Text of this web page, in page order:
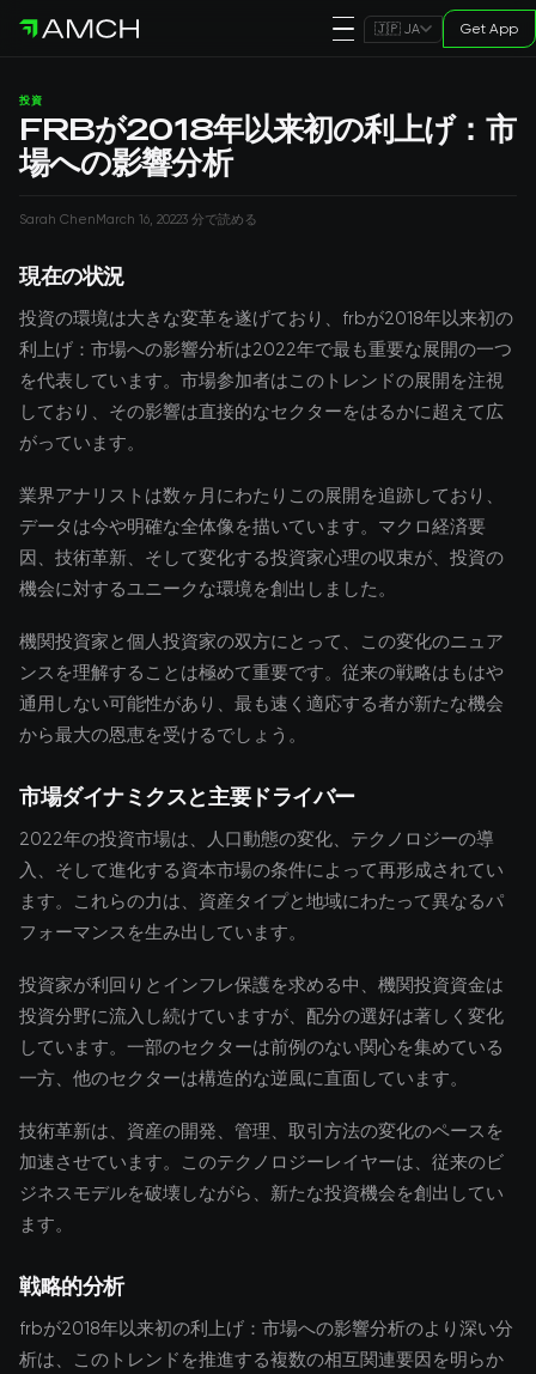
🇯🇵 JA Get App
投資
FRBが2018年以来初の利上げ：市
場への影響分析
Sarah ChenMarch 16, 20223 分で読める
現在の状況
投資の環境は大きな変革を遂げており、frbが2018年以来初の
利上げ：市場への影響分析は2022年で最も重要な展開の一つ
を代表しています。市場参加者はこのトレンドの展開を注視
しており、その影響は直接的なセクターをはるかに超えて広
がっています。
業界アナリストは数ヶ月にわたりこの展開を追跡しており、
データは今や明確な全体像を描いています。マクロ経済要
因、技術革新、そして変化する投資家心理の収束が、投資の
機会に対するユニークな環境を創出しました。
機関投資家と個人投資家の双方にとって、この変化のニュア
ンスを理解することは極めて重要です。従来の戦略はもはや
通用しない可能性があり、最も速く適応する者が新たな機会
から最大の恩恵を受けるでしょう。
市場ダイナミクスと主要ドライバー
2022年の投資市場は、人口動態の変化、テクノロジーの導
入、そして進化する資本市場の条件によって再形成されてい
ます。これらの力は、資産タイプと地域にわたって異なるパ
フォーマンスを生み出しています。
投資家が利回りとインフレ保護を求める中、機関投資資金は
投資分野に流入し続けていますが、配分の選好は著しく変化
しています。一部のセクターは前例のない関心を集めている
一方、他のセクターは構造的な逆風に直面しています。
技術革新は、資産の開発、管理、取引方法の変化のペースを
加速させています。このテクノロジーレイヤーは、従来のビ
ジネスモデルを破壊しながら、新たな投資機会を創出してい
ます。
戦略的分析
frbが2018年以来初の利上げ：市場への影響分析のより深い分
析は、このトレンドを推進する複数の相互関連要因を明らか